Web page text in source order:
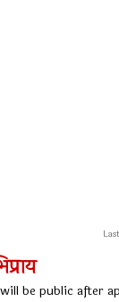
be public after